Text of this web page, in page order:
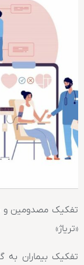
تفکیک مصدومین و
«تریاژ»
تفکیک بیماران به